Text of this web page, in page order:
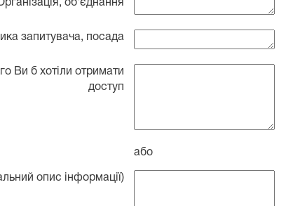
об'єднання
запитувача, посада
Ви б хотіли отримати
доступ
або
опис інформації)